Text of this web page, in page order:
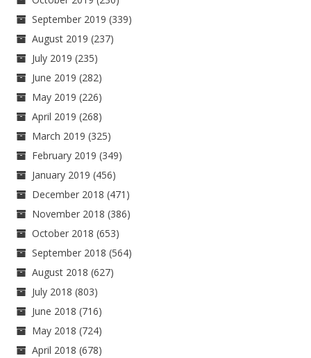
September 2019 (339)
August 2019 (237)
July 2019 (235)
June 2019 (282)
May 2019 (226)
April 2019 (268)
March 2019 (325)
February 2019 (349)
January 2019 (456)
December 2018 (471)
November 2018 (386)
October 2018 (653)
September 2018 (564)
August 2018 (627)
July 2018 (803)
June 2018 (716)
May 2018 (724)
April 2018 (678)